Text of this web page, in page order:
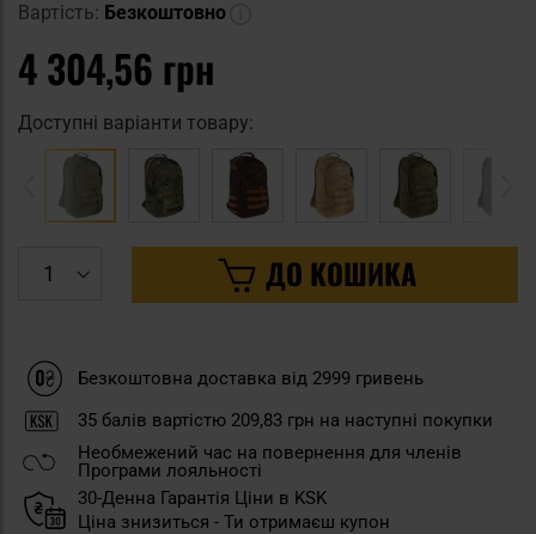
Вартість: Безкоштовно
4 304,56 грн
Доступні варіанти товару:
ДО КОШИКА
Безкоштовна доставка від 2999 гривень
35 балів вартістю 209,83 грн на наступні покупки
Необмежений час на повернення для членів
Програми лояльності
30-Денна Гарантія Ціни в KSK
Ціна знизиться - Ти отримаєш купон